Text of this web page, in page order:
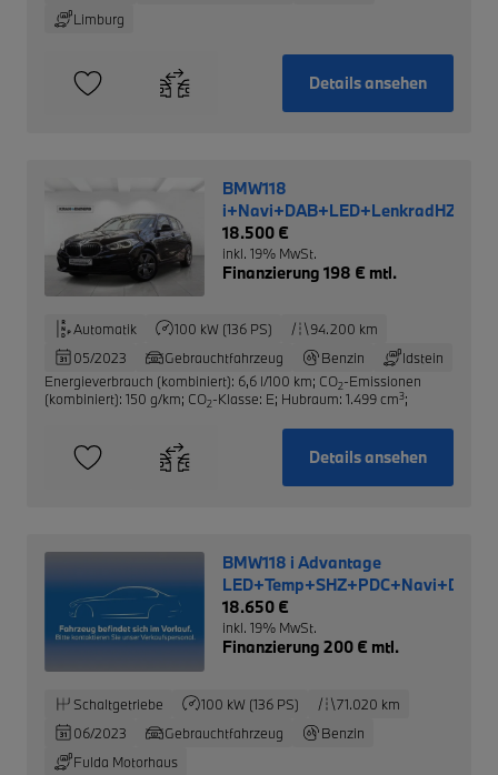
Limburg
Details ansehen
BMW118
18.500 €
inkl. 19% MwSt.
Finanzierung 198 € mtl.
Automatik 100 kW (136 PS)
94.200 km
05/2023
Gebrauchtfahrzeug Benzin
Idstein
Energieverbrauch (kombiniert): 6,6 l/100 km; CO2-Emissionen
(kombiniert): 150 g/km; CO2-Klasse: E; Hubraum: 1.499 cm3;
Details ansehen
BMW118 i Advantage
LED+Temp+SHZ+PDC+Navi+DAB
18.650 €
inkl. 19% MwSt.
Finanzierung 200 € mtl.
Schaltgetriebe 100 kW (136 PS)
71.020 km
06/2023
Gebrauchtfahrzeug
Benzin
Fulda Motorhaus